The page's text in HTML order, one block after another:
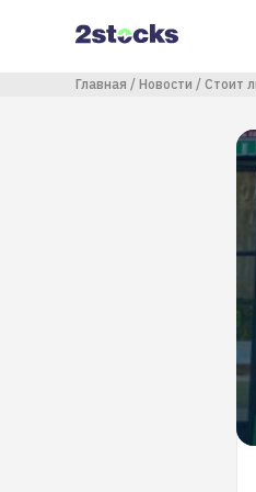
содержанию
Строка навигации
Главная Новости Стоит